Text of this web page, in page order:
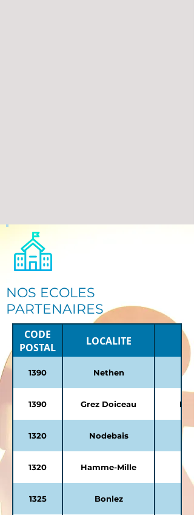
NOS ECOLES
PARTENAIRES
CODE
POSTAL
LOCALITE
1390 Nethen
1390 Grez Doiceau
1320 Nodebais
1320 Hamme-Mille
1325 Bonlez